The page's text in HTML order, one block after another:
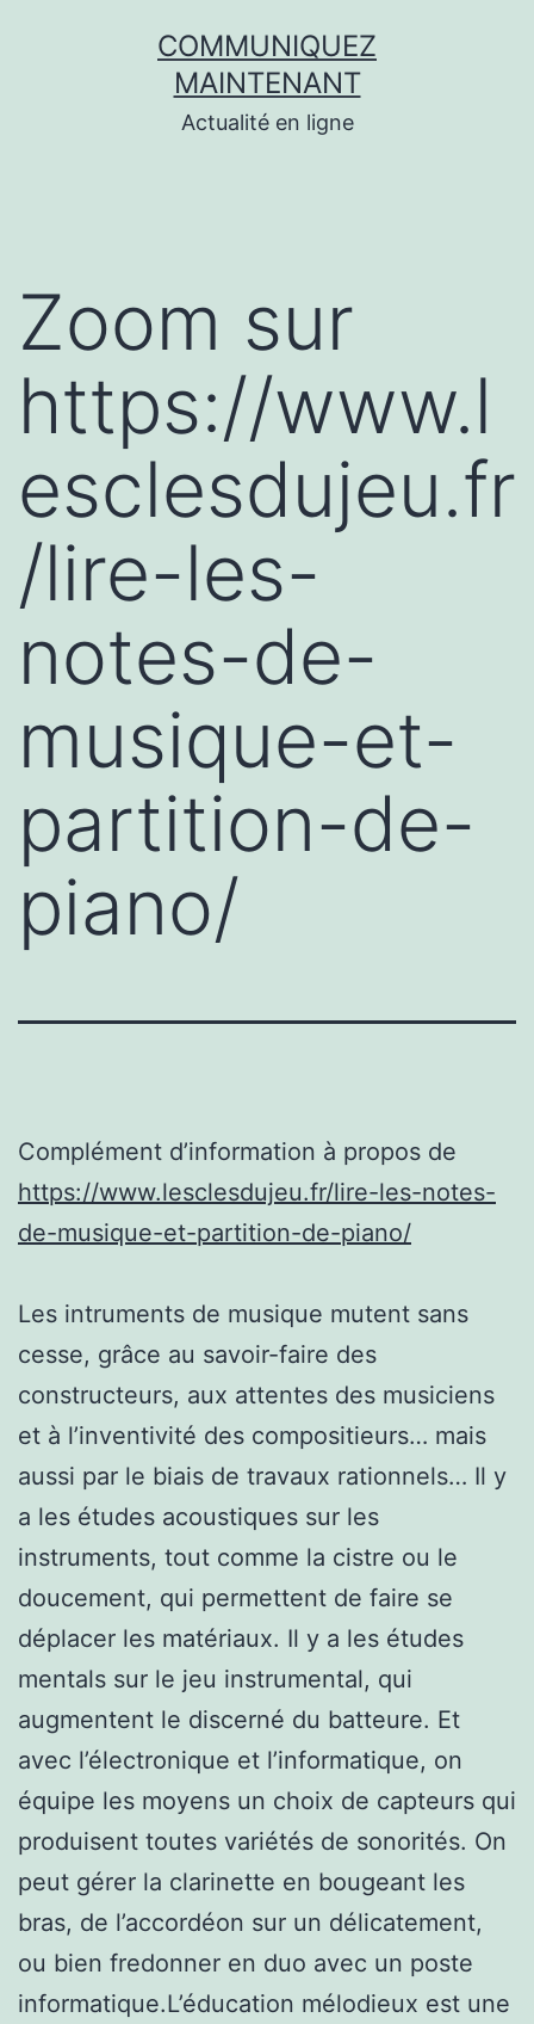
COMMUNIQUEZ
MAINTENANT
Actualité en ligne
Zoom sur
https://www.l
esclesdujeu.fr
/lire-les-
notes-de-
musique-et-
partition-de-
piano/
Complément d’information à propos de
https://www.lesclesdujeu.fr/lire-les-notes-
de-musique-et-partition-de-piano/
Les intruments de musique mutent sans
cesse, grâce au savoir-faire des
constructeurs, aux attentes des musiciens
et à l’inventivité des compositieurs… mais
aussi par le biais de travaux rationnels… Il y
a les études acoustiques sur les
instruments, tout comme la cistre ou le
doucement, qui permettent de faire se
déplacer les matériaux. Il y a les études
mentals sur le jeu instrumental, qui
augmentent le discerné du batteure. Et
avec l’électronique et l’informatique, on
équipe les moyens un choix de capteurs qui
produisent toutes variétés de sonorités. On
peut gérer la clarinette en bougeant les
bras, de l’accordéon sur un délicatement,
ou bien fredonner en duo avec un poste
informatique.L’éducation mélodieux est une